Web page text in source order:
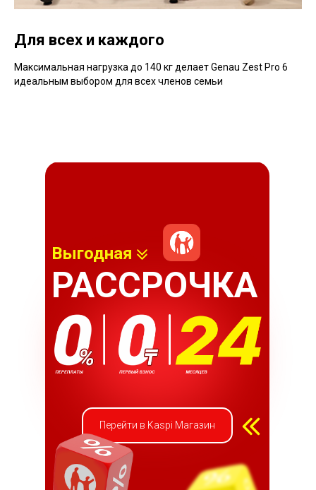
Для всех и каждого
Максимальная нагрузка до 140 кг делает Genau Zest Pro 6
идеальным выбором для всех членов семьи
Выгодная
РАССРОЧКА
Перейти в Kaspi Магазин